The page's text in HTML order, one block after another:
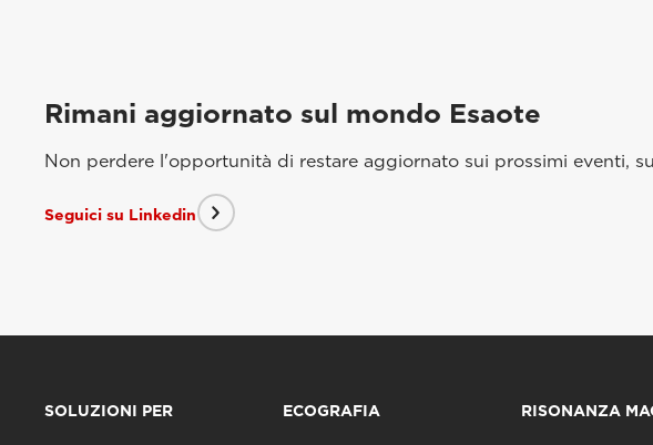
Rimani aggiornato sul mondo Esaote
Non perdere l'opportunità di restare aggiornato sui prossimi eventi,
Seguici su Linkedin
SOLUZIONI PER ECOGRAFIA RISONANZA